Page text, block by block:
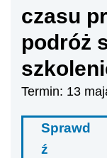
czasu
podróż
Termin: 13
Sprawd
ź